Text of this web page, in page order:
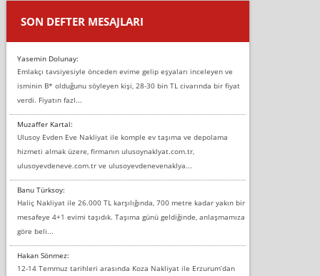
SON DEFTER MESAJLARI
Yasemin Dolunay:
Emlakçı tavsiyesiyle önceden evime gelip eşyaları inceleyen ve
isminin B* olduğunu söyleyen kişi, 28-30 bin TL civarında bir fiyat
verdi. Fiyatın fazl...
Muzaffer Kartal:
Ulusoy Evden Eve Nakliyat ile komple ev taşıma ve depolama
hizmeti almak üzere, firmanın ulusoynaklyat.com.tr,
ulusoyevdeneve.com.tr ve ulusoyevdenevenaklya...
Banu Türksoy:
Haliç Nakliyat ile 26.000 TL karşılığında, 700 metre kadar yakın bir
mesafeye 4+1 evimi taşıdık. Taşıma günü geldiğinde, anlaşmamıza
göre beli...
Hakan Sönmez:
12-14 Temmuz tarihleri arasında Koza Nakliyat ile Erzurum’dan